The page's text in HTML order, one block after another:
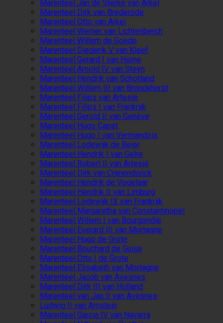
Marenteel Jan de Sterke van Arkel
Marenteel Dirk van Brederode
Marenteel Otto van Arkel
Marenteel Werner van Lichtenberch
Marenteel Willem de Goede
Marenteel Diederik V van Kleef
Marenteel Gerard I van Horne
Marenteel Arnold IV van Steyn
Marenteel Hendrik van Schotland
Marenteel Willem III van Bronckhorst
Marenteel Filips van Artesië
Marenteel Filips I van Frankrijk
Marenteel Gerold II van Genève
Marenteel Hugo Capet
Marenteel Hugo I van Vermandois
Marenteel Lodewijk de Beier
Marenteel Hendrik I van Gelre
Marenteel Robert II van Artesië
Marenteel Dirk van Cranendonck
Marenteel Hendrik de Vogelaar
Marenteel Hendrik II van Limburg
Marenteel Lodewijk IX van Frankrijk
Marenteel Margaretha van Constantinopel
Marenteel Willem I van Bourgondië
Marenteel Everard III van Mortagne
Marenteel Hugo de Grote
Marenteel Bouchard de Guise
Marenteel Otto I de Grote
Marenteel Elisabeth van Mortagne
Marenteel Jacob van Avesnes
Marenteel Dirk III van Holland
Marenteel van Jan II van Avesnes
Ludwig II van Arnstein
Marenteel Garcia IV van Navarra